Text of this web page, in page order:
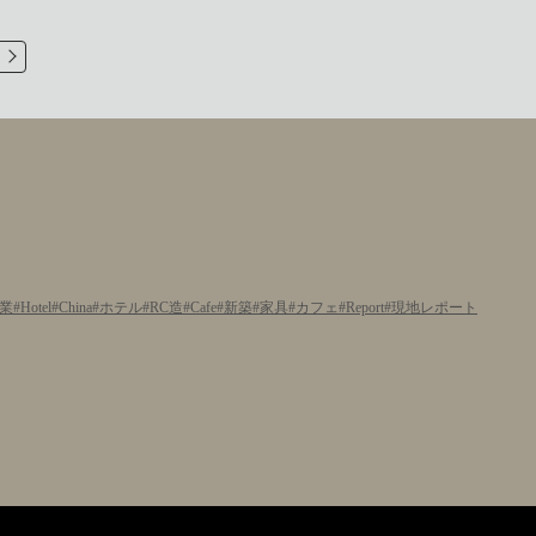
Hotel China ホテル RC造 Cafe 新築 家具 カフェ Report 現地レポート